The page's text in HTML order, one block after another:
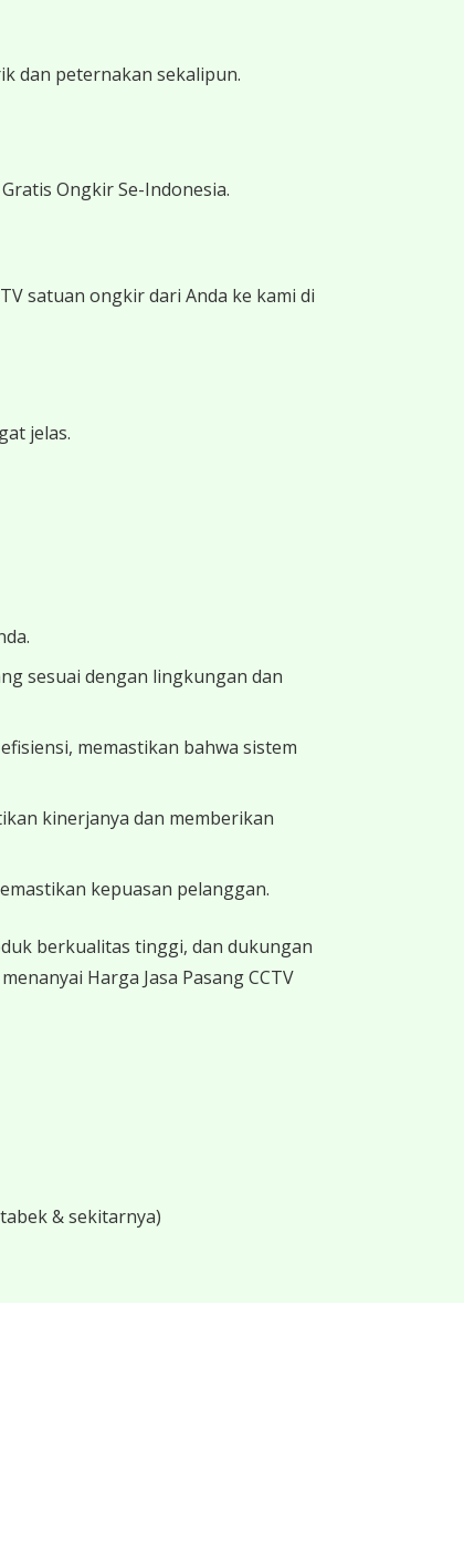
dan peternakan sekalipun.
Ongkir Se-Indonesia.
satuan ongkir dari Anda ke kami di
jelas.
sesuai dengan lingkungan dan
memastikan bahwa sistem
kinerjanya dan memberikan
kepuasan pelanggan.
berkualitas tinggi, dan dukungan
Harga Jasa Pasang CCTV
& sekitarnya)